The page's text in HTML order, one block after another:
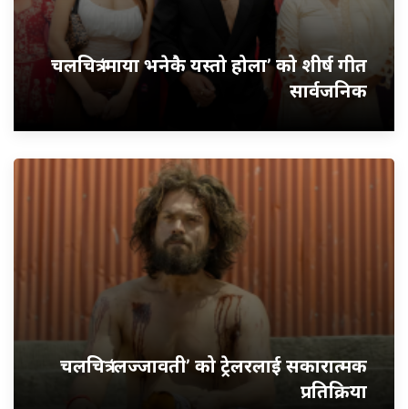
चलचित्र ‘माया भनेकै यस्तो होला’ को शीर्ष गीत
सार्वजनिक
चलचित्र ‘लज्जावती’ को ट्रेलरलाई सकारात्मक
प्रतिक्रिया